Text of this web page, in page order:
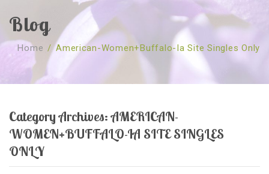
SOBRE NÓS
Quem Somos
Revenda
Faqs
CURSOS
Agenda
Florais St. Germain
O Fundamento
TESTE ONLINE
Florais Sant Germain
Barras de Access
SHOP
Florais St. Germain
CONTACTO
Blog
Home / American-Women+buffalo-Ia Site Singles Only
Category Archives:AMERICAN-
WOMEN+BUFFALO-IA SITE SINGLES
ONLY